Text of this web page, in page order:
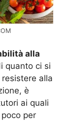
alla
quanto ci si
alla
è
ai quali
per